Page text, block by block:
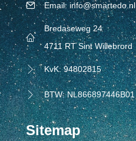
Tel: 0853039344
Email: info@smartedo.nl
Bredaseweg 24
4711 RT Sint Willebrord
Tel: 0853039344
KvK: 94802815
BTW: NL866897446B01
Sitemap